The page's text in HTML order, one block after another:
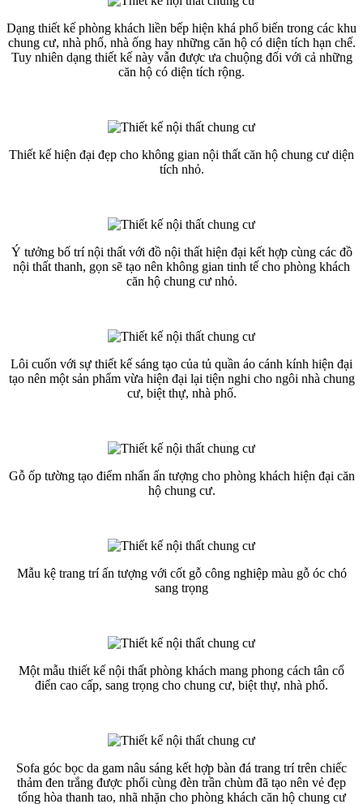
Dạng thiết kế phòng khách liền bếp hiện khá phổ biến trong các khu
chung cư, nhà phố, nhà ống hay những căn hộ có diện tích hạn chế.
Tuy nhiên dạng thiết kế này vẫn được ưa chuộng đối với cả những
căn hộ có diện tích rộng.
Thiết kế hiện đại đẹp cho không gian nội thất căn hộ chung cư diện
tích nhỏ.
Ý tưởng bố trí nội thất với đồ nội thất hiện đại kết hợp cùng các đồ
nội thất thanh, gọn sẽ tạo nên không gian tinh tế cho phòng khách
căn hộ chung cư nhỏ.
Lôi cuốn với sự thiết kế sáng tạo của tủ quần áo cánh kính hiện đại
tạo nên một sản phẩm vừa hiện đại lại tiện nghi cho ngôi nhà chung
cư, biệt thự, nhà phố.
Gỗ ốp tường tạo điểm nhấn ấn tượng cho phòng khách hiện đại căn
hộ chung cư.
Mẫu kệ trang trí ấn tượng với cốt gỗ công nghiệp màu gỗ óc chó
sang trọng
Một mẫu thiết kế nội thất phòng khách mang phong cách tân cổ
điển cao cấp, sang trọng cho chung cư, biệt thự, nhà phố.
Sofa góc bọc da gam nâu sáng kết hợp bàn đá trang trí trên chiếc
thảm đen trắng được phối cùng đèn trần chùm đã tạo nên vẻ đẹp
tổng hòa thanh tao, nhã nhặn cho phòng khách căn hộ chung cư